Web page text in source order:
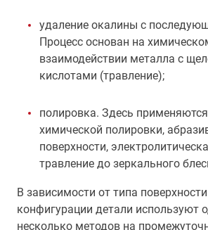
удаление окалины с
Процесс основан на
взаимодействии металла с
кислотами (травление);
полировка. Здесь применяются
химической полировки,
поверхности,
травление до зеркального
В зависимости от типа
конфигурации детали используют
несколько методов на